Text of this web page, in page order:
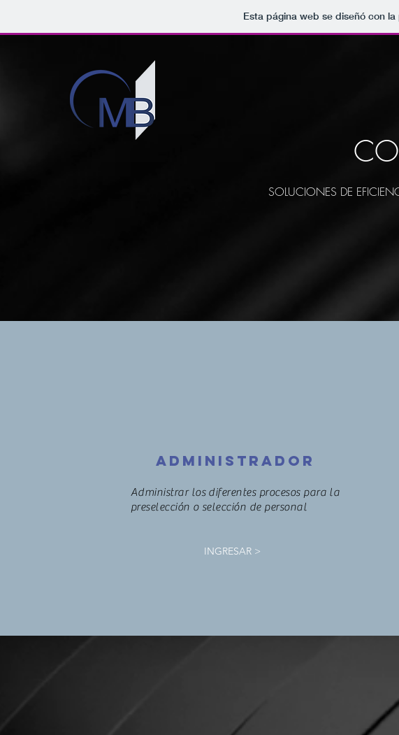
Esta página web se diseñó con
SOLUCIONES DE
ADMINISTRADOR
Administrar los diferentes procesos para la
preselección o selección de personal
INGRESAR >